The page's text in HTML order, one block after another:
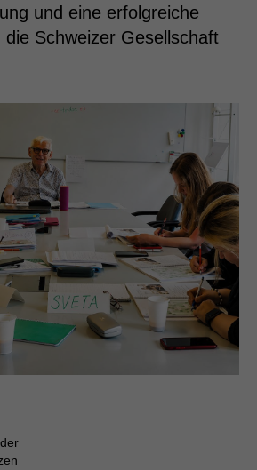
und eine erfolgreiche
die Schweizer Gesellschaft